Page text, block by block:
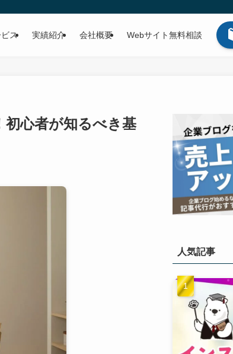
ス 実績紹介 会社概要 Webサイト無料相談
心者が知るべき基
人気記事